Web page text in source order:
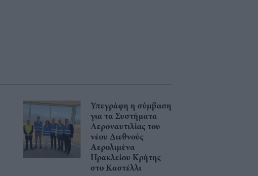
Υπεγράφη η σύμβαση
για τα Συστήματα
Αεροναυτιλίας του
νέου Διεθνούς
Αερολιμένα
Ηρακλείου Κρήτης
στο Καστέλλι